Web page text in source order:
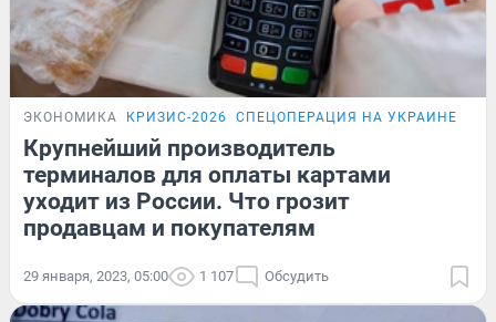
ЭКОНОМИКА КРИЗИС-2026 СПЕЦОПЕРАЦИЯ НА УКРАИНЕ
Крупнейший производитель
терминалов для оплаты картами
уходит из России. Что грозит
продавцам и покупателям
29 января, 2023, 05:00 1 107 Обсудить